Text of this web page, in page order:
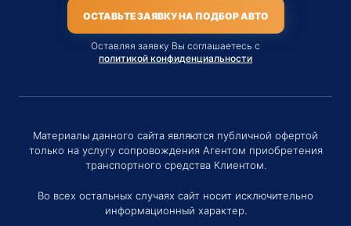
ОСТАВЬТЕ ЗАЯВКУ НА ПОДБОР АВТО
Оставляя заявку Вы соглашаетесь с
политикой конфиденциальности
Материалы данного сайта являются публичной офертой
только на услугу сопровождения Агентом приобретения
транспортного средства Клиентом.
Во всех остальных случаях сайт носит исключительно
информационный характер.